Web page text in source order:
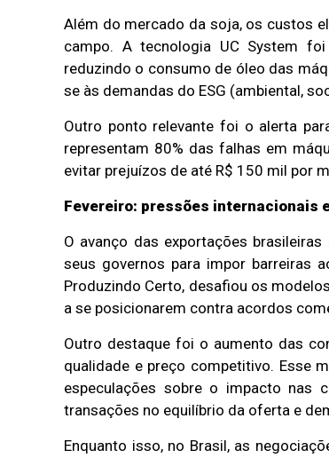
Além do mercado da soja, os custos
campo. A tecnologia UC System
reduzindo o consumo de óleo das
se às demandas do ESG (ambiental,
Outro ponto relevante foi o alerta
representam 80% das falhas em
evitar prejuízos de até R$ 150 mil por
Fevereiro: pressões internacionais
O avanço das exportações
seus governos para impor barreiras
Produzindo Certo, desafiou os
a se posicionarem contra acordos
Outro destaque foi o aumento das
qualidade e preço competitivo. Esse
especulações sobre o impacto nas
transações no equilíbrio da oferta e
Enquanto isso, no Brasil, as